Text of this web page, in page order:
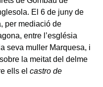
El 6 de juny de
per mediació de
entre l’església
seva muller Marquesa, i
la meitat del delme
ells el castro de